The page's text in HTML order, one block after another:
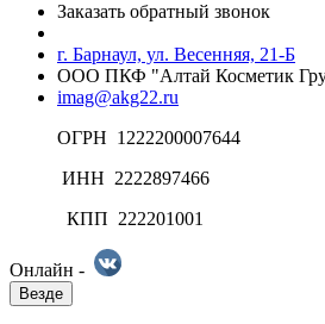
Заказать обратный звонок
г. Барнаул, ул. Весенняя, 21-Б
ООО ПКФ "Алтай Косметик
imag@akg22.ru
ОГРН 1222200007644
ИНН 2222897466
КПП 222201001
Онлайн -
Везде